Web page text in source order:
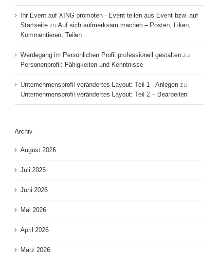
Ihr Event auf XING promoten - Event teilen aus Event bzw. auf
Startseite zu Auf sich aufmerksam machen – Posten, Liken,
Kommentieren, Teilen
Werdegang im Persönlichen Profil professionell gestalten zu
Personenprofil: Fähigkeiten und Kenntnisse
Unternehmensprofil verändertes Layout: Teil 1 - Anlegen zu
Unternehmensprofil verändertes Layout: Teil 2 – Bearbeiten
Archiv
August 2026
Juli 2026
Juni 2026
Mai 2026
April 2026
März 2026